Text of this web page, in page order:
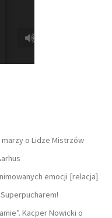
o Lidze Mistrzów
emocji [relacja]
Kacper Nowicki o